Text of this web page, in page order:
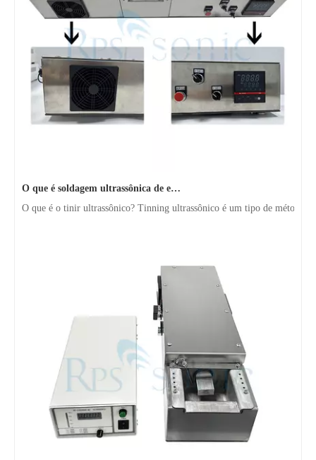
O que é o tinir ultrassônico? Tinning ultrassônico é um tipo de método